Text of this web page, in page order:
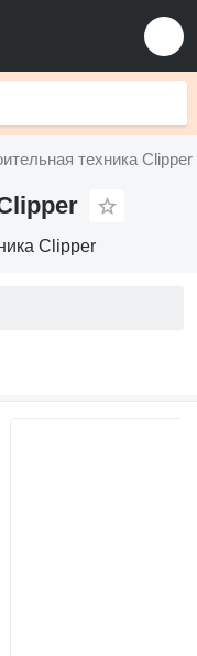
техника Clipper
Clipper